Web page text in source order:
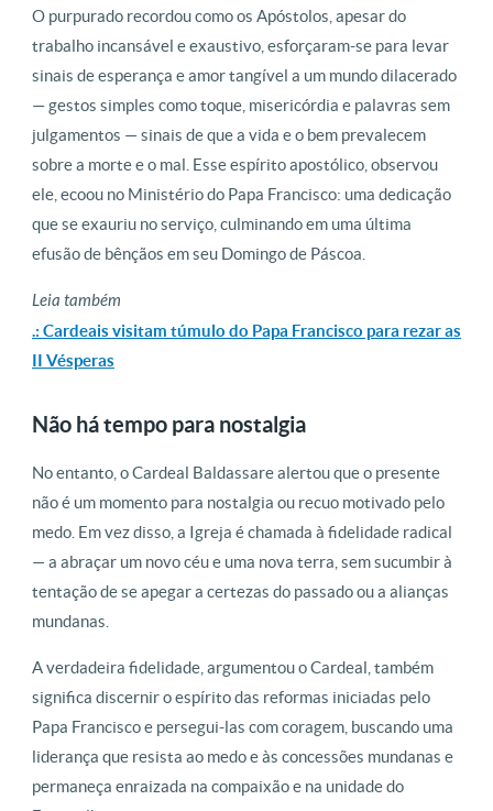
O purpurado recordou como os Apóstolos, apesar do
trabalho incansável e exaustivo, esforçaram-se para levar
sinais de esperança e amor tangível a um mundo dilacerado
— gestos simples como toque, misericórdia e palavras sem
julgamentos — sinais de que a vida e o bem prevalecem
sobre a morte e o mal. Esse espírito apostólico, observou
ele, ecoou no Ministério do Papa Francisco: uma dedicação
que se exauriu no serviço, culminando em uma última
efusão de bênçãos em seu Domingo de Páscoa.
Leia também
.: Cardeais visitam túmulo do Papa Francisco para rezar as
II Vésperas
Não há tempo para nostalgia
No entanto, o Cardeal Baldassare alertou que o presente
não é um momento para nostalgia ou recuo motivado pelo
medo. Em vez disso, a Igreja é chamada à fidelidade radical
— a abraçar um novo céu e uma nova terra, sem sucumbir à
tentação de se apegar a certezas do passado ou a alianças
mundanas.
A verdadeira fidelidade, argumentou o Cardeal, também
significa discernir o espírito das reformas iniciadas pelo
Papa Francisco e persegui-las com coragem, buscando uma
liderança que resista ao medo e às concessões mundanas e
permaneça enraizada na compaixão e na unidade do